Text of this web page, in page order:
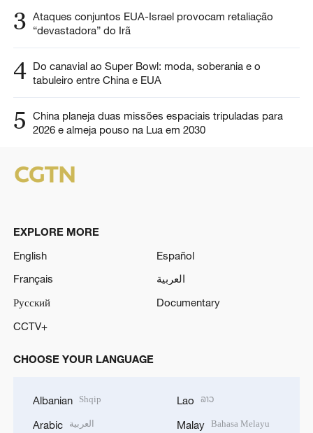
3 Ataques conjuntos EUA-Israel provocam retaliação
“devastadora” do Irã
4 Do canavial ao Super Bowl: moda, soberania e o
tabuleiro entre China e EUA
5
China planeja duas missões espaciais tripuladas para
2026 e almeja pouso na Lua em 2030
EXPLORE MORE
English
Español
Français
العربية
Русский
Documentary
CCTV+
CHOOSE YOUR LANGUAGE
Albanian Shqip
Arabic العربية
Lao ລາວ
Malay Bahasa Melayu